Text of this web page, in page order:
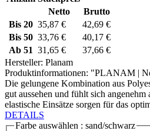
Netto
Brutto
Bis 20 35,87 €
42,69 €
Bis 50 33,76 €
40,17 €
Ab 51 31,65 €
37,66 €
Hersteller: Planam
Produktinformationen: "PLANAM |
Die gelungene Kombination aus
gut aussehen und fühlt sich
elastische Einsätze sorgen für das
DETAILS
Farbe auswählen : sand/schwarz